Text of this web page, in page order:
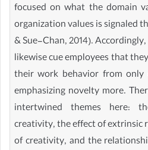
focused on what the domain
organization values is signaled
& Sue-Chan, 2014).
likewise cue employees that
their work behavior from only
emphasizing novelty more.
intertwined themes here:
creativity, the effect of extrinsic
of creativity, and the